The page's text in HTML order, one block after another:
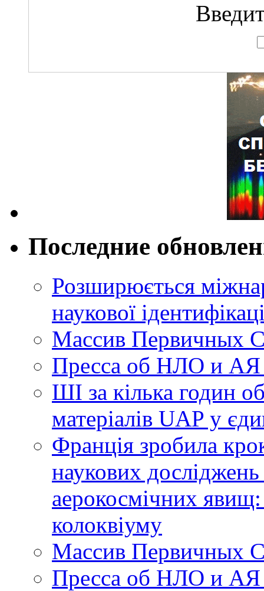
Последние
Розширюється
наукової
Массив Первичных
Пресса об НЛО и
ШІ за кілька годин
матеріалів UAP у
Франція зробила
наукових
аерокосмічних
колоквіуму
Массив Первичных
Пресса об НЛО и